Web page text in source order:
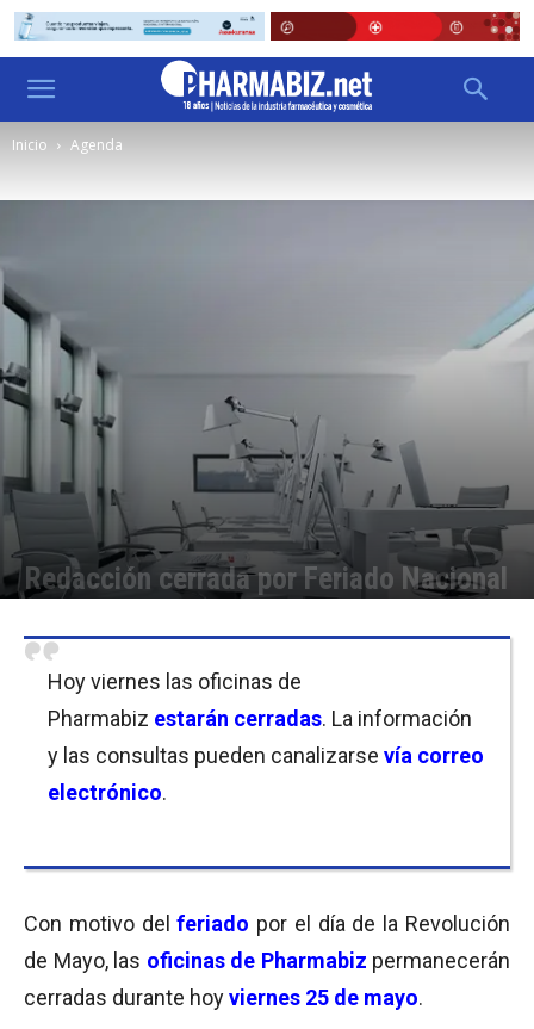
Inicio Agenda
Redacción cerrada por Feriado Nacional
Hoy viernes las oficinas de
Pharmabiz estarán cerradas. La información
y las consultas pueden canalizarse vía correo
electrónico.
Con motivo delferiado por el día de la Revolución
de Mayo, las oficinas de Pharmabiz permanecerán
cerradas durante hoyviernes 25 de mayo.